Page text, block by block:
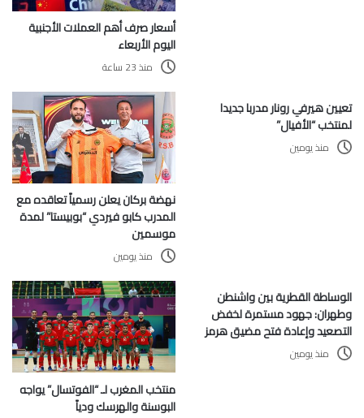
أسعار صرف أهم العملات الأجنبية
اليوم الأربعاء
منذ 23 ساعة
تعيين هيرفي رونار مدربا جديدا
لمنتخب “الأفيال”
منذ يومين
نهضة بركان يعلن رسمياً تعاقده مع
المدرب كابو فيردي “بوبيستا” لمدة
موسمين
منذ يومين
الوساطة القطرية بين واشنطن
وطهران: جهود مستمرة لخفض
التصعيد وإعادة فتح مضيق هرمز
منذ يومين
منتخب المغرب لـ “الفوتسال” يواجه
البوسنة والهرسك ودياً